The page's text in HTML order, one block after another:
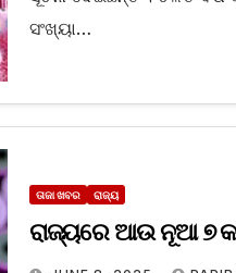
ସଂଖ୍ୟା…
ତାଜା ଖବର ରାଜ୍ୟ
ରାଜ୍ୟରେ ଆଉ ନୂଆ ୭